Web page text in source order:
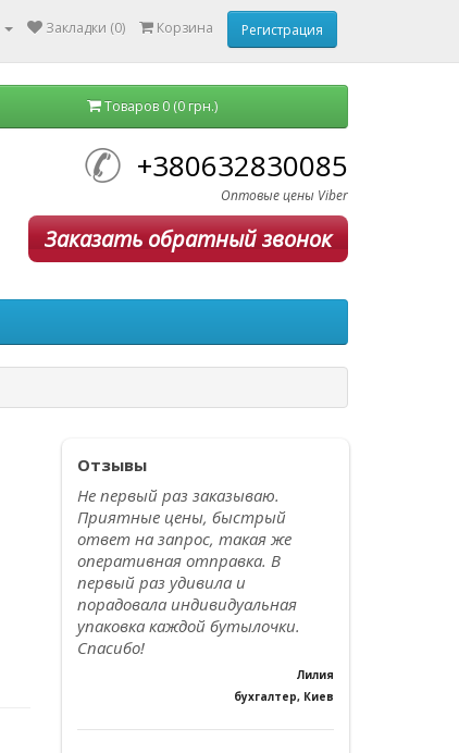
Закладки (0) Корзина Регистрация
Товаров 0 (0 грн.)
+380632830085
Оптовые цены Viber
Заказать обратный звонок
Отзывы
Не первый раз заказываю.
Приятные цены, быстрый
ответ на запрос, такая же
оперативная отправка. В
первый раз удивила и
порадовала индивидуальная
упаковка каждой бутылочки.
Спасибо!
Лилия
бухгалтер, Киев